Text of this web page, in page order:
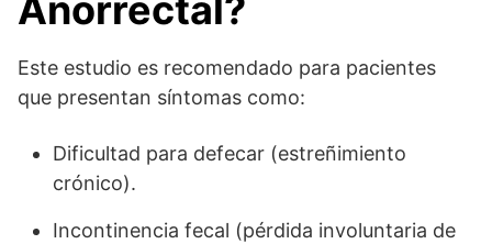
Anorrectal?
Este estudio es recomendado para pacientes
que presentan síntomas como:
Dificultad para defecar (estreñimiento
crónico).
Incontinencia fecal (pérdida involuntaria de